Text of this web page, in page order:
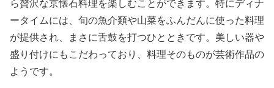
ら贅沢な京懐石料理を楽しむことができます。特にディナ
ータイムには、旬の魚介類や山菜をふんだんに使った料理
が提供され、まさに舌鼓を打つひとときです。美しい器や
盛り付けにもこだわっており、料理そのものが芸術作品の
ようです。